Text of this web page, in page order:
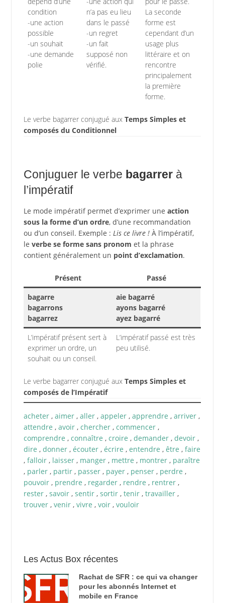
condition
-une action
possible
-un souhait
-une demande
polie
n’a pas eu lieu
dans le passé
-un regret
-un fait
supposé non
vérifié.
La seconde
forme est
cependant d’un
usage plus
littéraire et on
rencontre
principalement
la première
forme.
Le verbe bagarrer conjugué aux Temps Simples et
composés du Conditionnel
Conjuguer le verbe bagarrerà
l’impératif
Le mode impératif permet d’exprimer une action
sous la forme d’un ordre, d’une recommandation
ou d’un conseil. Exemple : Lis ce livre !À l’impératif,
le verbe se forme sans pronom et la phrase
contient généralement un point d’exclamation.
Présent
Passé
bagarre
bagarrons
bagarrez
aie bagarré
ayons bagarré
ayez bagarré
L’impératif présent sert à
exprimer un ordre, un
souhait ou un conseil.
L’impératif passé est très
peu utilisé.
Le verbe bagarrer conjugué aux Temps Simples et
composés de l’Impératif
acheter, aimer, aller, appeler, apprendre , arriver,
attendre , avoir, chercher, commencer,
comprendre , connaître , croire , demander, devoir,
dire , donner, écouter, écrire , entendre , être , faire
, falloir, laisser, manger, mettre , montrer, paraître
, parler, partir, passer, payer, penser, perdre ,
pouvoir, prendre , regarder, rendre , rentrer,
rester, savoir, sentir, sortir, tenir, travailler,
trouver, venir, vivre , voir, vouloir
Les Actus Box récentes
Rachat de SFR : ce qui va changer
pour les abonnés Internet et
mobile en France